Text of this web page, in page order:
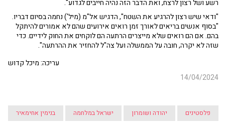
רשע ושל רצון לרצח, ואת הדבר הזה נהיה חייבים לגדוע".
"ודאי שיש רצון להרגיע את השטח", הדגיש אל"מ (מיל') נחמה בסיום דבריו.
"בסוף אנשים בריאים לאורך זמן רואים אירועים שהם לא אמורים להיתקל
בהם. אם הם רואים שלא מייצרים הרתעה הם לוקחים את החוק לידיים. כדי
שזה לא יקרה, חובה על הממשלה ועל צה"ל להחזיר את ההרתעה".
עריכה: מיכל קדוש
14/04/2024
פלסטינים יהודה ושומרון ישראל במלחמה בנימין אחימאיר